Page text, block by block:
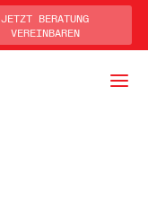
JETZT BERATUNG
VEREINBAREN